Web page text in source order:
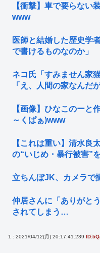
【衝撃】車で要らない
www
医師と結婚した歴史学
で書けるものなのか」
ネコ氏「すみません家
「え、人間の家なん
【画像】ひなこのーと
～くぱぁ)www
【これは重い】清水良
の“いじめ・暴行被害”
立ちんぼJK、カメラで
仲居さんに「ありがと
されてしまう…
1 : 2021/04/12(月) 20:17:41.239